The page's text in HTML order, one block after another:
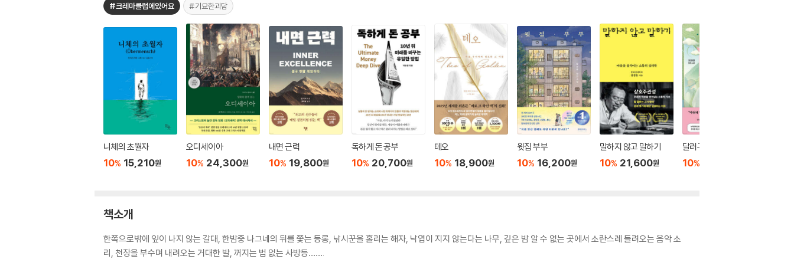
#크레마클럽에있어요 #기묘한괴담
니체의 초월자
10% 15,210원
오디세이아
10% 24,300원
내면 근력
10% 19,800원
독하게 돈 공부
10% 20,700원
테오
10% 18,900원
윗집 부부
10% 16,200원
말하지 않고 말하기
10% 21,600원
달러구트 꿈 백화점 0
10%
책소개
한쪽으로밖에 잎이 나지 않는 갈대, 한밤중 나그네의 뒤를 쫓는 등롱, 낚시꾼을 홀리는 해자, 낙엽이 지지 않는다는 나무, 깊은 밤 알 수 없는 곳에서 소란스레 들려오는 음악 소
리, 천장을 부수며 내려오는 거대한 발, 꺼지는 법 없는 사방등…….